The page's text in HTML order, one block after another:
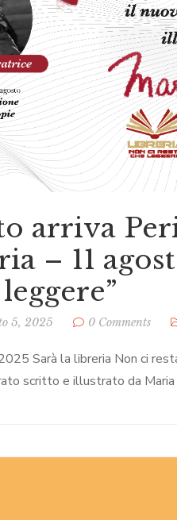
arriva
– 11
5, 2025 0 Comments
Sarà la libreria Non ci
scritto e illustrato da